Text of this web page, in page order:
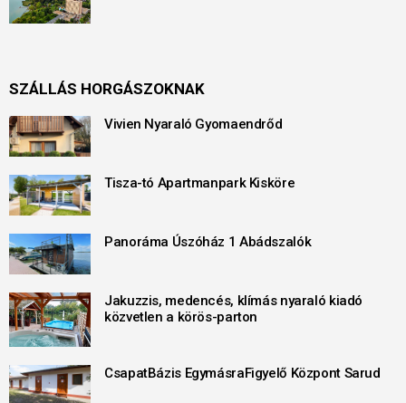
SZÁLLÁS HORGÁSZOKNAK
Vivien Nyaraló Gyomaendrőd
Tisza-tó Apartmanpark Kisköre
Panoráma Úszóház 1 Abádszalók
Jakuzzis, medencés, klímás nyaraló kiadó
közvetlen a körös-parton
CsapatBázis EgymásraFigyelő Központ Sarud